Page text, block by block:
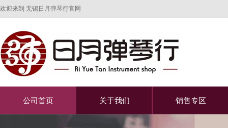
欢迎来到 无锡日月弹琴行官网
公司首页 关于我们 销售专区